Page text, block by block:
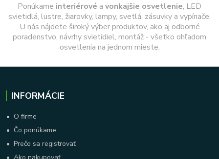
Ponúkame interiérové a vonkajšie osvetlenie, LED
svietidlá, lustre, žiarovky, lampy, svetlá, zásuvky a vypínače.
U nás nájdete široký výber produktov, ako aj odborné
poradenstvo, návrhy svietidiel, montáž - všetko ohľadom
osvetlenia na jednom mieste.
INFORMÁCIE
• O firme
• Čo ponúkame
•Prečo sa registrovať